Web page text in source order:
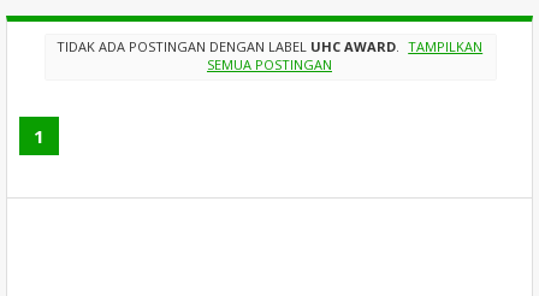
TIDAK ADA POSTINGAN DENGAN LABEL UHC AWARD. TAMPILKAN
SEMUA POSTINGAN
1